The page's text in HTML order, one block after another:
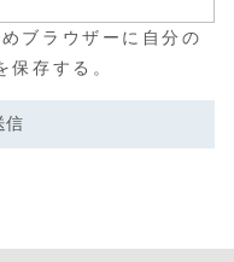
ブラウザーに自分の
保存する。